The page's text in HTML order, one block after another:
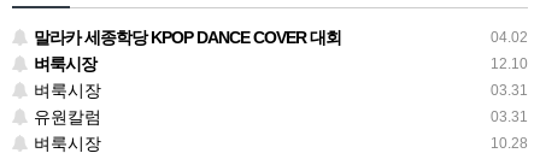
04.02
말라카 세종학당 KPOP DANCE COVER 대회
12.10
벼룩시장
03.31
벼룩시장
03.31
유원칼럼
10.28
벼룩시장